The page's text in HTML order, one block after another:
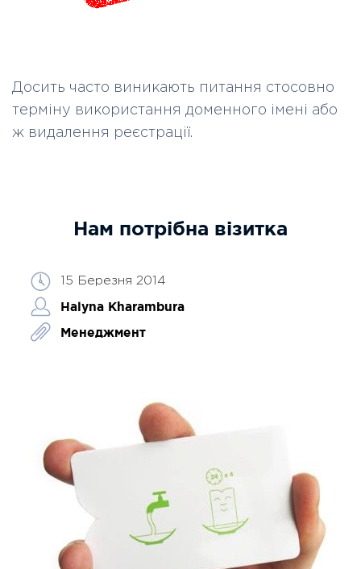
Досить часто виникають питання стосовно
терміну використання доменного імені або
ж видалення реєстрації.
Нам потрібна візитка
15 Березня 2014
Halyna Kharambura
Менеджмент